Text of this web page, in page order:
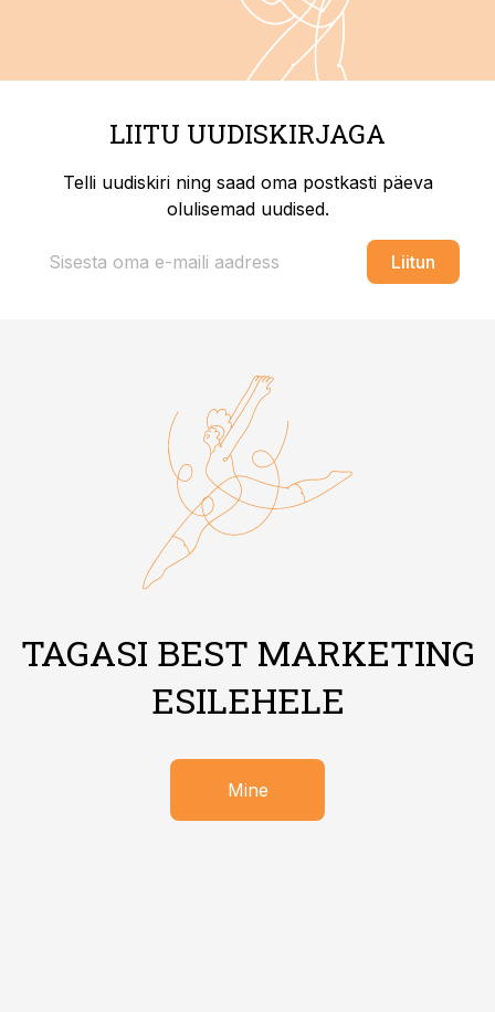
LIITU UUDISKIRJAGA
Telli uudiskiri ning saad oma postkasti päeva
olulisemad uudised.
Liitun
TAGASI BEST MARKETING
ESILEHELE
Mine